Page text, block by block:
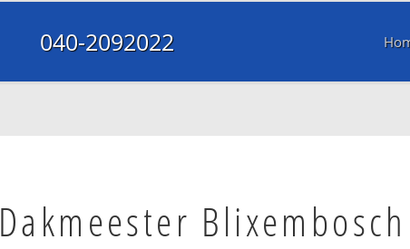
040-2092022
Dakmeester Blixembosch